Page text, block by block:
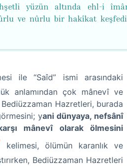
yüzün altında ehl-i
ve nûrlu bir hakîkat
ile “Saîd” ismi arasındaki
anlamından çok mânevî ve
Hazretleri, burada
yani dünyaya, nefsânî
mânevî olarak ölmesini
kelimesi, ölümün karanlık ve
Bediüzzaman Hazretleri